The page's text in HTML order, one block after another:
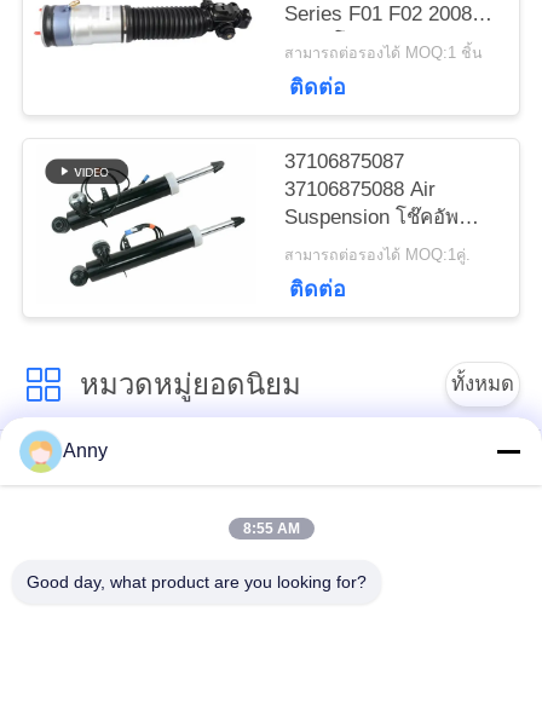
PRIVACY
Series F01 F02 2008-
2015 โช้คอัพสปริงด้าน
สามารถต่อรองได้ MOQ:1 ชิ้น
ติดต่อ
37106875087
37106875088 Air
Suspension โช๊คอัพ
สำหรับ BMW X5 X6
X5M X6M F15 F16 F85
F86 คู่ด้านหลัง
สามารถต่อรองได้ MOQ:1คู่.
ติดต่อ
หมวดหมู่ยอดนิยม ทั้งหมด
อะไหล่รถเบนซ์
Mercedes Benz Air
BMW Air Suspension
อะไหล่ช่วงล่าง Audi
Anny
8:55 AM
Good day, what product are you looking for?